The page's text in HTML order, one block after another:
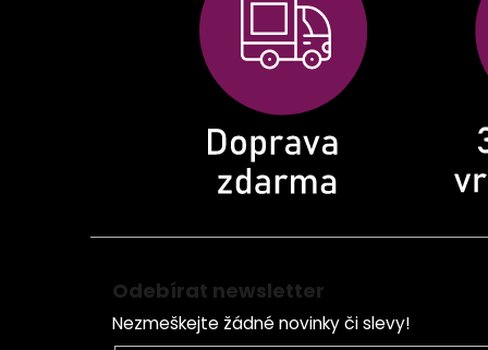
Odebírat newsletter
Nezmeškejte žádné novinky či slevy!